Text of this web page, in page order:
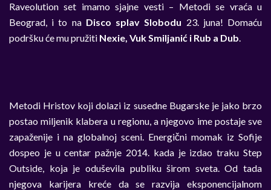
Raveolution set imamo sjajne vesti – Metodi se vraća u
Beograd, i to na Disco splav Slobodu 23. juna! Domaću
podršku će mu pružiti Nexie, Vuk Smiljanić i Rub a Dub.
Metodi Hristov koji dolazi iz susedne Bugarske je jako brzo
postao miljenik klabera u regionu, a njegovo ime postaje sve
zapaženije i na globalnoj sceni. Energični momak iz Sofije
dospeo je u centar pažnje 2014. kada je izdao traku Step
Outside, koja je oduševila publiku širom sveta. Od tada
njegova karijera kreće da se razvija eksponencijalnom